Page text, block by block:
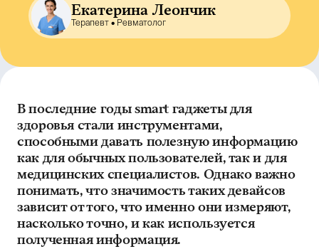
Екатерина Леончик
Терапевт • Ревматолог
В последние годы smart гаджеты для
здоровья стали инструментами,
способными давать полезную информацию
как для обычных пользователей, так и для
медицинских специалистов. Однако важно
понимать, что значимость таких девайсов
зависит от того, что именно они измеряют,
насколько точно, и как используется
полученная информация.